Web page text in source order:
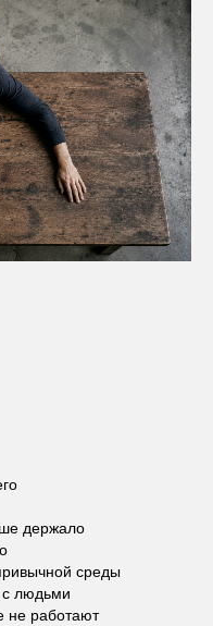
держало
среды
с людьми
не работают